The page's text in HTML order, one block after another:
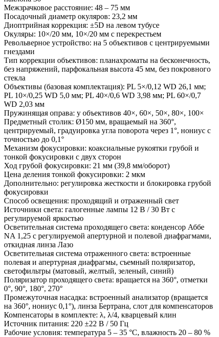
Межзрачковое расстояние: 48 – 75 мм
Посадочный диаметр окуляров: 23,2 мм
Диоптрийная коррекция: ±5D на левом тубусе
Окуляры: 10×/20 мм, 10×/20 мм с перекрестьем
Револьверное устройство: на 5 объективов с центрируемыми
гнездами
Тип коррекции объективов: планахроматы на бесконечность,
без напряжений, парфокальная высота 45 мм, без покровного
стекла
Объективы (базовая комплектация): PL 5×/0,12 WD 26,1 мм;
PL 10×/0,25 WD 5,0 мм; PL 40×/0,6 WD 3,98 мм; PL 60×/0,7
WD 2,03 мм
Пружинящая оправа: у объективов 40×, 60×, 50×, 80×, 100×
Предметный столик: Ø150 мм, вращаемый на 360°,
центрируемый, градуировка угла поворота через 1°, нониус с
точностью до 0,1°
Механизм фокусировки: коаксиальные рукоятки грубой и
тонкой фокусировки с двух сторон
Ход грубой фокусировки: 21 мм (39,8 мм/оборот)
Цена деления тонкой фокусировки: 2 мкм
Дополнительно: регулировка жесткости и блокировка грубой
фокусировки
Способ освещения: проходящий и отраженный свет
Источники света: галогенные лампы 12 В / 30 Вт с
регулируемой яркостью
Осветительная система проходящего света: конденсор Аббе
NA 1,25 с регулируемой апертурной и полевой диафрагмами,
откидная линза Лазо
Осветительная система отраженного света: встроенные
полевая и апертурная диафрагмы, съемный поляризатор,
светофильтры (матовый, желтый, зеленый, синий)
Поляризатор проходящего света: вращается на 360°, отметки
0°, 90°, 180°, 270°
Промежуточная насадка: встроенный анализатор (вращается
на 360°, нониус 0,1°), линза Бертрана, слот для компенсаторов
Компенсаторы в комплекте: λ, λ/4, кварцевый клин
Источник питания: 220 ±22 В / 50 Гц
Рабочие условия: температура 5 – 35 °C, влажность 20 – 80 %